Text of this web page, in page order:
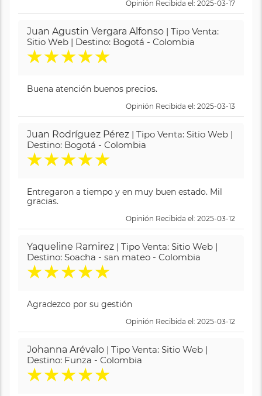
Opinión Recibida el: 2025-03-17
Juan Agustin Vergara Alfonso | Tipo Venta:
Sitio Web | Destino: Bogotá - Colombia
★★★★★
Buena atención buenos precios.
Opinión Recibida el: 2025-03-13
Juan Rodríguez Pérez | Tipo Venta: Sitio Web |
Destino: Bogotá - Colombia
★★★★★
Entregaron a tiempo y en muy buen estado. Mil
gracias.
Opinión Recibida el: 2025-03-12
Yaqueline Ramirez | Tipo Venta: Sitio Web |
Destino: Soacha - san mateo - Colombia
★★★★★
Agradezco por su gestión
Opinión Recibida el: 2025-03-12
Johanna Arévalo | Tipo Venta: Sitio Web |
Destino: Funza - Colombia
★★★★★